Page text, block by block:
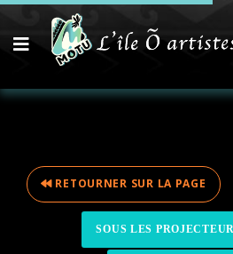
RETOURNER SUR LA PAGE
SOUS LES